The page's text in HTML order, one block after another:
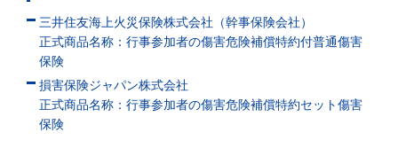
三井住友海上火災保険株式会社（幹事保険会社）
正式商品名称：行事参加者の傷害危険補償特約付普通傷害
保険
損害保険ジャパン株式会社
正式商品名称：行事参加者の傷害危険補償特約セット傷害
保険